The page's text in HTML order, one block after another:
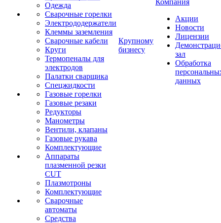
Одежда
Сварочные горелки
Электрододержатели
Клеммы заземления
Сварочные кабели
Круги
Термопеналы для
электродов
Палатки сварщика
Спецжидкости
Газовые горелки
Газовые резаки
Редукторы
Манометры
Вентили, клапаны
Газовые рукава
Комплектующие
Аппараты
плазменной резки
CUT
Плазмотроны
Комплектующие
Сварочные
автоматы
Средства
Крупному
бизнесу
Компания
Акции
Новости
Лицензии
зал
Обработка
данных